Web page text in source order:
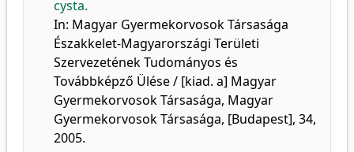
cysta.
In: Magyar Gyermekorvosok Társasága
Északkelet-Magyarországi Területi
Szervezetének Tudományos és
Továbbképző Ülése / [kiad. a] Magyar
Gyermekorvosok Társasága, Magyar
Gyermekorvosok Társasága, [Budapest], 34,
2005.